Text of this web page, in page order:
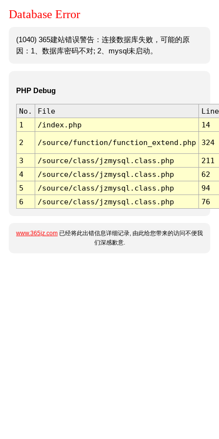
Database Error
(1040) 365建站错误警告：连接数据库失败，可能的原
因：1、数据库密码不对; 2、mysql未启动。
PHP Debug
No. File
Line
1
/index.php 14
2 /source/function/function_extend.php 324
3 /source/class/jzmysql.class.php
211
4
/source/class/jzmysql.class.php
62
5
/source/class/jzmysql.class.php
94
6
/source/class/jzmysql.class.php 76
www.365jz.com 已经将此出错信息详细记录, 由此给您带来的访问不便我
们深感歉意.